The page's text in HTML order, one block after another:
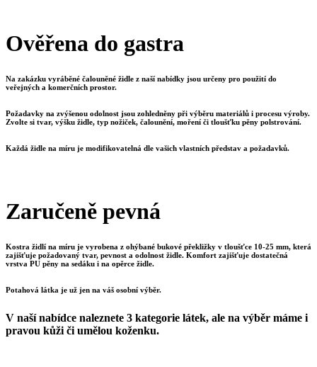
Ověřena do gastra
Na zakázku vyráběné čalouněné židle z naší nabídky jsou určeny pro použití do
veřejných a komerčních prostor.
Požadavky na zvýšenou odolnost jsou zohledněny při výběru materiálů i procesu výroby.
Zvolte si tvar, výšku židle, typ nožiček, čalounění, moření či tloušťku pěny polstrování.
Každá židle na míru je modifikovatelná dle vašich vlastních představ a požadavků.
Zaručeně pevná
Kostra židlí na míru je vyrobena z ohýbané bukové překližky v tloušťce 10-25 mm, která
zajišťuje požadovaný tvar, pevnost a odolnost židle. Komfort zajišťuje dostatečná
vrstva PU pěny na sedáku i na opěrce židle.
Potahová látka je už jen na váš osobní výběr.
V naší nabídce naleznete 3 kategorie látek, ale na výběr máme i
pravou kůži či umělou koženku.